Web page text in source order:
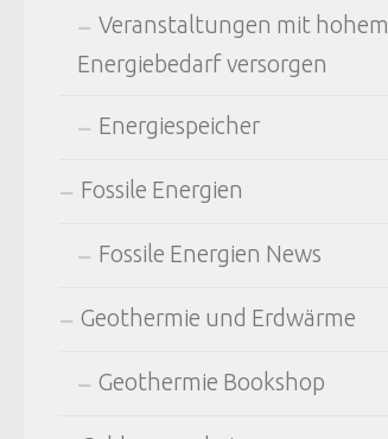
Veranstaltungen mit hohem
Energiebedarf versorgen
Energiespeicher
Fossile Energien
Fossile Energien News
Geothermie und Erdwärme
Geothermie Bookshop